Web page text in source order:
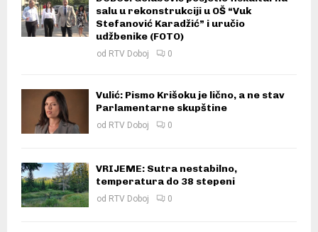
salu u rekonstrukciji u OŠ “Vuk
Stefanović Karadžić” i uručio
udžbenike (FOTO)
od RTV Doboj 0
Vulić: Pismo Krišoku je lično, a ne stav
Parlamentarne skupštine
od RTV Doboj 0
VRIJEME: Sutra nestabilno,
temperatura do 38 stepeni
od RTV Doboj 0